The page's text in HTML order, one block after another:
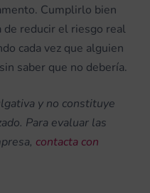
Cumplirlo bien
de reducir el riesgo real
cada vez que alguien
saber que no debería.
y no constituye
Para evaluar las
contacta con